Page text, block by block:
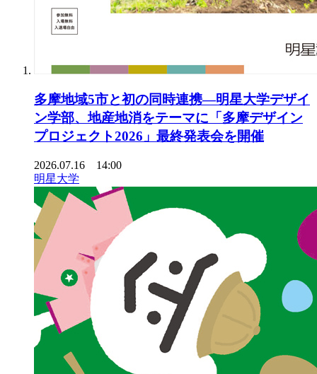
多摩地域5市と初の同時連携―明星大学デザイ
ン学部、地産地消をテーマに「多摩デザイン
プロジェクト2026」最終発表会を開催
2026.07.16 14:00
明星大学